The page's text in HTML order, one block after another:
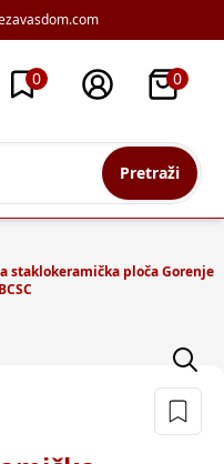
0 0
Pretraži
staklokeramička ploča Gorenje